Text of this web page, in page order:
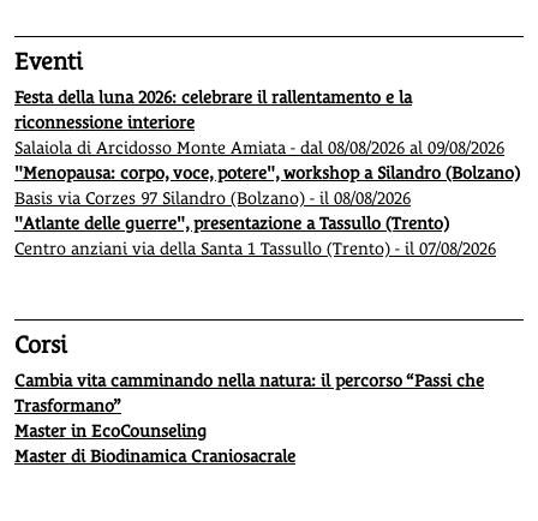
Eventi
Festa della luna 2026: celebrare il rallentamento e la
riconnessione interiore
Salaiola di Arcidosso Monte Amiata - dal 08/08/2026 al 09/08/2026
"Menopausa: corpo, voce, potere", workshop a Silandro (Bolzano)
Basis via Corzes 97 Silandro (Bolzano) - il 08/08/2026
"Atlante delle guerre", presentazione a Tassullo (Trento)
Centro anziani via della Santa 1 Tassullo (Trento) - il 07/08/2026
Corsi
Cambia vita camminando nella natura: il percorso “Passi che
Trasformano”
Master in EcoCounseling
Master di Biodinamica Craniosacrale